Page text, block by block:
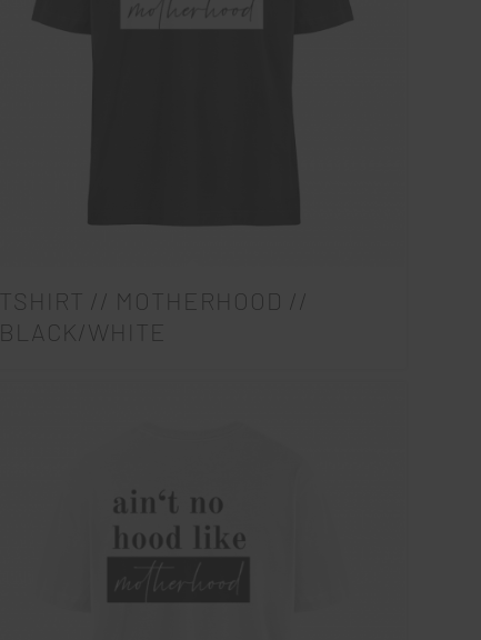
TSHIRT // MOTHERHOOD //
BLACK/WHITE